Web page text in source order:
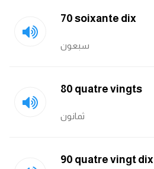
70 soixante dix
سبعون
80 quatre vingts
ثمانون
90 quatre vingt dix